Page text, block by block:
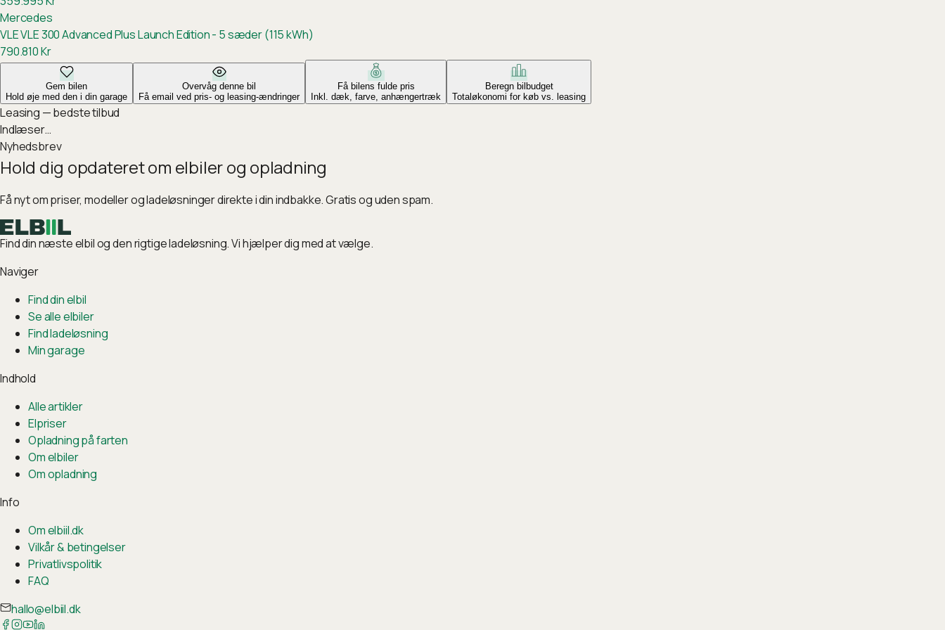
Mercedes
VLEVLE 300 Advanced Plus Launch Edition - 5 sæder (115 kWh)
790.810Kr
Gem bilen
Hold øje med den i din garage
Overvåg denne bil
Få email ved pris- og leasing-ændringer
Få bilens fulde pris
Inkl. dæk, farve, anhængertræk
Beregn bilbudget
Totaløkonomi for køb vs. leasing
Leasing — bedste tilbud
Indlæser…
Nyhedsbrev
Hold dig opdateret om elbiler og opladning
Få nyt om priser, modeller og ladeløsninger direkte i din indbakke. Gratis og uden spam.
Find din næste elbil og den rigtige ladeløsning. Vi hjælper dig med at vælge.
Naviger
Find din elbil
Se alle elbiler
Find ladeløsning
Min garage
Indhold
Alle artikler
Elpriser
Opladning på farten
Om elbiler
Om opladning
Info
Om elbiil.dk
Vilkår & betingelser
Privatlivspolitik
FAQ
hallo@elbiil.dk